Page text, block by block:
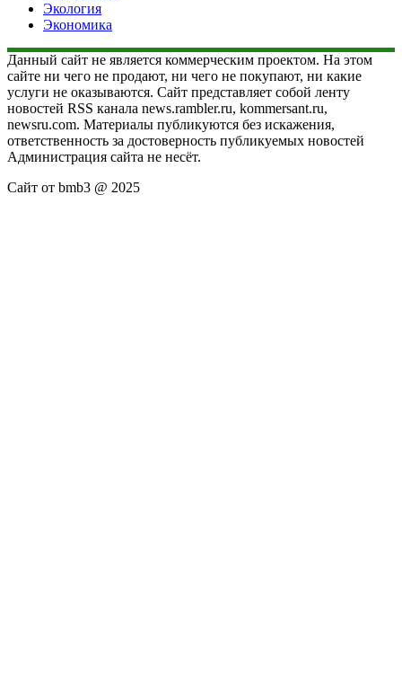
Экология
Экономика
Данный сайт не является коммерческим проектом. На этом
сайте ни чего не продают, ни чего не покупают, ни какие
услуги не оказываются. Сайт представляет собой ленту
новостей RSS канала news.rambler.ru, kommersant.ru,
newsru.com. Материалы публикуются без искажения,
ответственность за достоверность публикуемых новостей
Администрация сайта не несёт.
Сайт от bmb3 @ 2025